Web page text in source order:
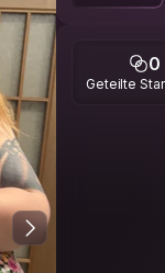
0
Geteilte